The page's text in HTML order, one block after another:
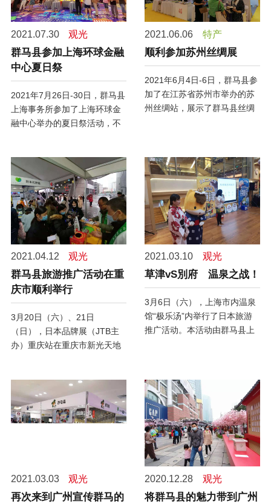
2021.07.30 观光
群马县参加上海环球金融
中心夏日祭
2021年7月26日-30日，群马县
上海事务所参加了上海环球金
融中心举办的夏日祭活动，不
2021.06.06 特产
顺利参加苏州丝绸展
2021年6月4日-6日，群马县参
加了在江苏省苏州市举办的苏
州丝绸站，展示了群马县丝绸
2021.04.12 观光
群马县旅游推广活动在重
庆市顺利举行
3月20日（六）、21日
（日），日本品牌展（JTB主
办）重庆站在重庆市新光天地
事业，进行了推广宣传。同
时，这也是群马县首次在重庆
开展推广活动。
2021.03.10 观光
草津vS別府 温泉之战！
3月6日（六），上海市内温泉
馆“极乐汤”内举行了日本旅游
推广活动。本活动由群马县上
一争高下的形式实施。
2021.03.03 观光
再次来到广州宣传群马的
2020.12.28 观光
将群马县的魅力带到广州